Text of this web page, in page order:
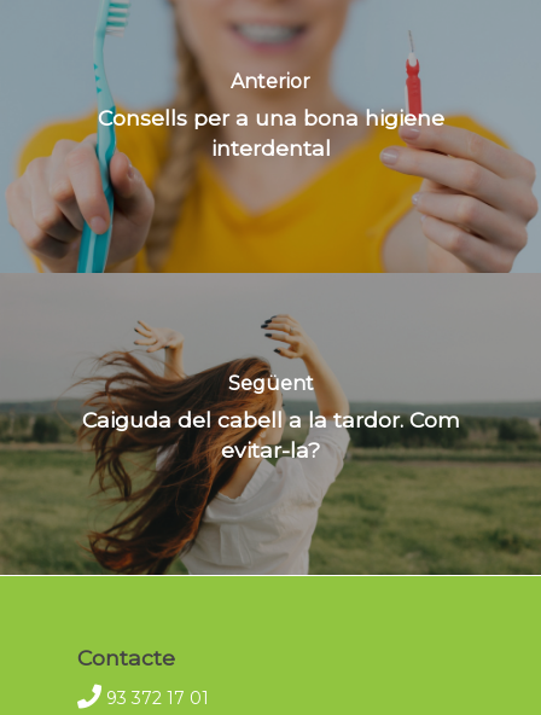
Anterior
Consells per a una bona higiene
interdental
Següent
Caiguda del cabell a la tardor. Com
evitar-la?
Contacte
93 372 17 01